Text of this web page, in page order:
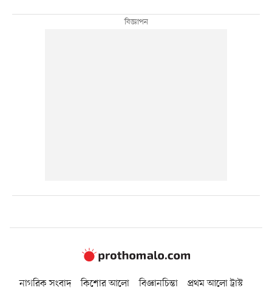
নাগরিক সংবাদ কিশোর আলো বিজ্ঞানচিন্তা
প্রথম আলো ট্রাস্ট